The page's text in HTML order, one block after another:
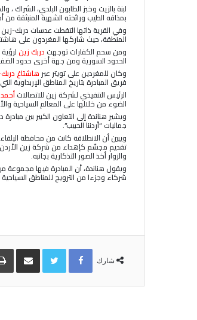
لبنة بالزيت وخبز الطابون البلدي، الشراك ،
بمذاقه الطيب ورائحته الشهية المنبثقة
وفي القرية ذاتها التقطت عدسات دربك-زين
المنطقة، حيث شاركها المغردون على
ومن سحم الكفارات توجهتدربك زين
الحدود السورية ومن جهة أخرى حدود
وكان للمغردين على تويتر عبر هاشتاغ
فريق المبادرة بتاريخ المناطق الإربداوية
الرئيس التنفيذي لشركة زين للاتصالات
الضوء من خلالها على المعالم السياحية
ويشير هناندة إلى التعاون الكبير بين
جماليات “أردننا الحبيب”.
ويبين أن الانطلاقة كانت من محافظة
تقديم مجسّم كإهداء من شركة زين
والزوار أخذ الصور التذكارية بجانبه.
ويقول هناندة، أن المبادرة فيها مجموعة
شركاء وجزءا من الترويج للمناطق السياحية
شارك
Facebook
Twitter